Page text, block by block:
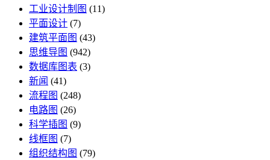
工业设计制图 (11)
平面设计 (7)
建筑平面图 (43)
思维导图 (942)
数据库图表 (3)
新闻 (41)
流程图 (248)
电路图 (26)
科学插图 (9)
线框图 (7)
组织结构图 (79)